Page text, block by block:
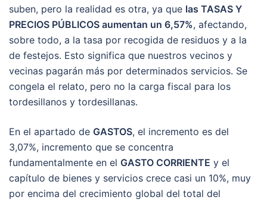
suben, pero la realidad es otra, ya que las TASAS Y
PRECIOS PÚBLICOS aumentan un 6,57%, afectando,
sobre todo, a la tasa por recogida de residuos y a la
de festejos. Esto significa que nuestros vecinos y
vecinas pagarán más por determinados servicios. Se
congela el relato, pero no la carga fiscal para los
tordesillanos y tordesillanas.
En el apartado de GASTOS, el incremento es del
3,07%, incremento que se concentra
fundamentalmente en el GASTO CORRIENTE y el
capítulo de bienes y servicios crece casi un 10%, muy
por encima del crecimiento global del total del